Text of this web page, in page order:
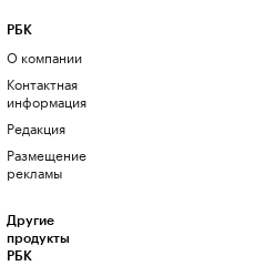
РБК
О компании
Контактная
информация
Редакция
Размещение
рекламы
Другие
продукты
РБК